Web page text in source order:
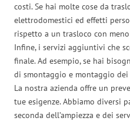
costi. Se hai molte cose da
elettrodomestici ed effetti
rispetto a un trasloco con
Infine, i servizi aggiuntivi che
finale. Ad esempio, se hai
di smontaggio e montaggio
La nostra azienda offre un
tue esigenze. Abbiamo diversi
seconda dell’ampiezza e dei